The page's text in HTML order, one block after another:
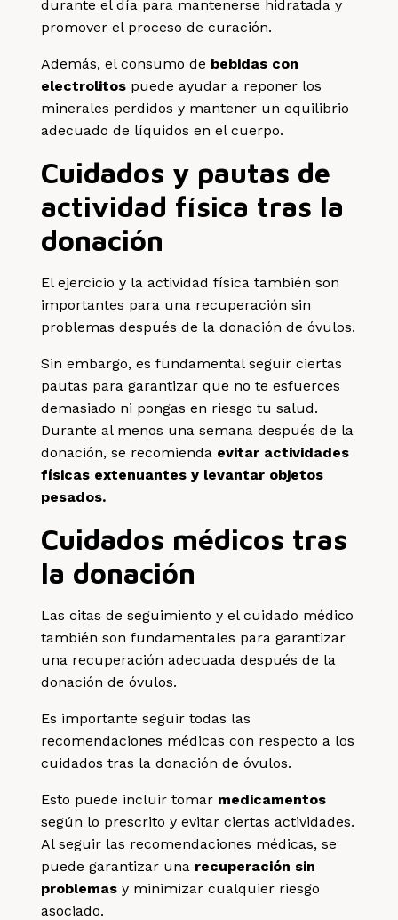
durante el día para mantenerse hidratada y
promover el proceso de curación.
Además, el consumo de bebidas con
electrolitos puede ayudar a reponer los
minerales perdidos y mantener un equilibrio
adecuado de líquidos en el cuerpo.
Cuidados y pautas de
actividad física tras la
donación
El ejercicio y la actividad física también son
importantes para una recuperación sin
problemas después de la donación de óvulos.
Sin embargo, es fundamental seguir ciertas
pautas para garantizar que no te esfuerces
demasiado ni pongas en riesgo tu salud.
Durante al menos una semana después de la
donación, se recomienda evitar actividades
físicas extenuantes y levantar objetos
pesados.
Cuidados médicos tras
la donación
Las citas de seguimiento y el cuidado médico
también son fundamentales para garantizar
una recuperación adecuada después de la
donación de óvulos.
Es importante seguir todas las
recomendaciones médicas con respecto a los
cuidados tras la donación de óvulos.
Esto puede incluir tomar medicamentos
según lo prescrito y evitar ciertas actividades.
Al seguir las recomendaciones médicas, se
puede garantizar una recuperación sin
problemas y minimizar cualquier riesgo
asociado.